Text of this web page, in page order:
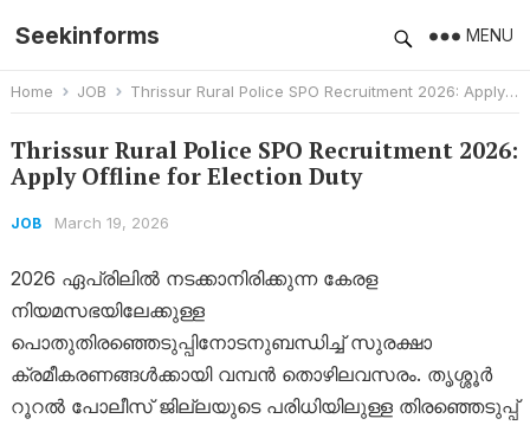
Seekinforms MENU
Home JOB Thrissur Rural Police SPO Recruitment 2026: Apply Offline for Election Duty
Thrissur Rural Police SPO Recruitment 2026:
Apply Offline for Election Duty
JOB March 19, 2026
2026 ഏപ്രിലിൽ നടക്കാനിരിക്കുന്ന കേരള
നിയമസഭയിലേക്കുള്ള
പൊതുതിരഞ്ഞെടുപ്പിനോടനുബന്ധിച്ച് സുരക്ഷാ
ക്രമീകരണങ്ങൾക്കായി വമ്പൻ തൊഴിലവസരം. തൃശ്ശൂർ
റൂറൽ പോലീസ് ജില്ലയുടെ പരിധിയിലുള്ള തിരഞ്ഞെടുപ്പ്